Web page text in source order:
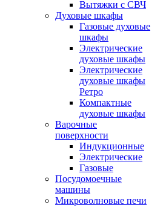
Вытяжки с СВЧ
Духовые шкафы
Газовые духовые
шкафы
Электрические
духовые шкафы
Электрические
духовые шкафы
Ретро
Компактные
духовые шкафы
Варочные
поверхности
Индукционные
Электрические
Газовые
Посудомоечные
машины
Микроволновые печи